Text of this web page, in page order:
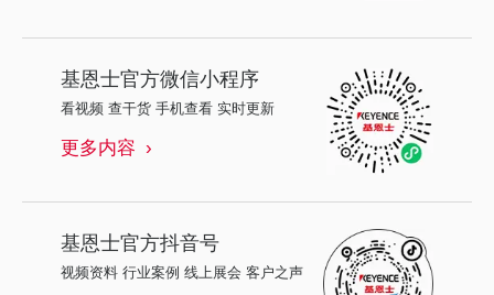
基恩士官方微信小程序
看视频 查干货 手机查看 实时更新
更多内容
基恩士官方抖音号
视频资料 行业案例 线上展会 客户之声